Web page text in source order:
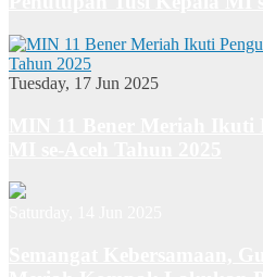
Tuesday, 17 Jun 2025